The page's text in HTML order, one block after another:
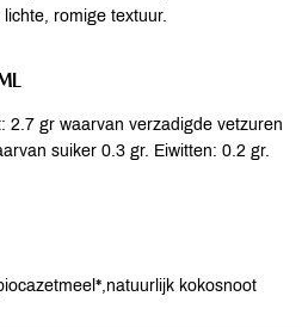
romige textuur.
2.7 gr waarvan verzadigde vetzuren
suiker 0.3 gr. Eiwitten: 0.2 gr.
kokosnoot